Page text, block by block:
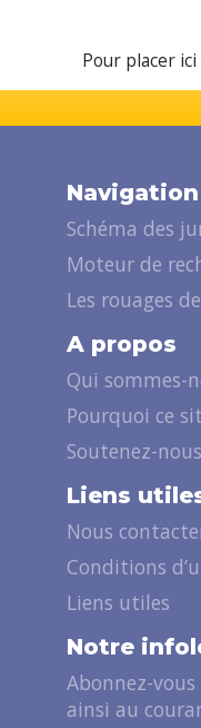
Pour placer
Navigation
Schéma des
Moteur de
Les rouages
A propos
Qui sommes-
Pourquoi ce
Soutenez-nous
Liens
Nous
Conditions
Liens utiles
Notre
Abonnez-
ainsi au